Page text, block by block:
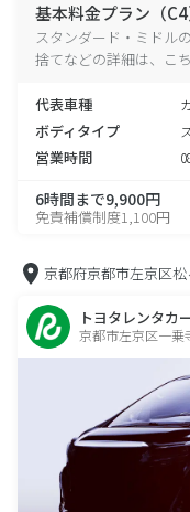
基本料金プラン（C4
スタンダード・ミドル
捨てなどの詳細は、こ
代表車種
ボディタイプ
営業時間
6時間まで9,900円
免責補償制度1,100円
京都府京都市左京区
トヨタレンタカ
京都市左京区一乗